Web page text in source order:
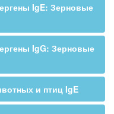
IgE: Зерновые
IgG: Зерновые
и птиц IgE